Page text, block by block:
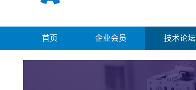
首页 企业会员 技术论坛